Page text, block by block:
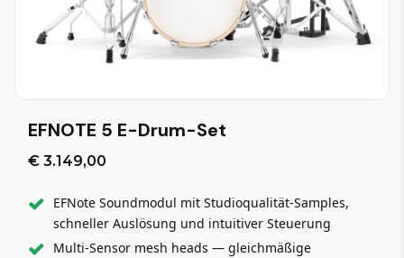
EFNOTE 5 E-Drum-Set
€ 3.149,00
EFNote Soundmodul mit Studioqualität-Samples,
schneller Auslösung und intuitiver Steuerung
Multi-Sensor mesh heads — gleichmäßige